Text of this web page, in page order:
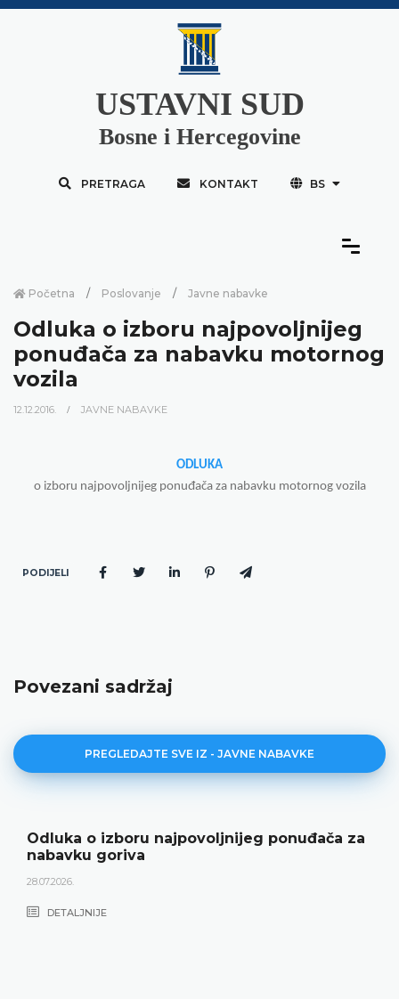
USTAVNI SUD
Bosne i Hercegovine
PRETRAGA KONTAKT BS
Početna Poslovanje Javne nabavke
Odluka o izboru najpovoljnijeg
ponuđača za nabavku motornog
vozila
12.12.2016. JAVNE NABAVKE
ODLUKA
o izboru najpovoljnijeg ponuđača za nabavku motornog vozila
PODIJELI
Povezani sadržaj
PREGLEDAJTE SVE IZ - JAVNE NABAVKE
Odluka o izboru najpovoljnijeg ponuđača za
nabavku goriva
28.07.2026.
DETALJNIJE